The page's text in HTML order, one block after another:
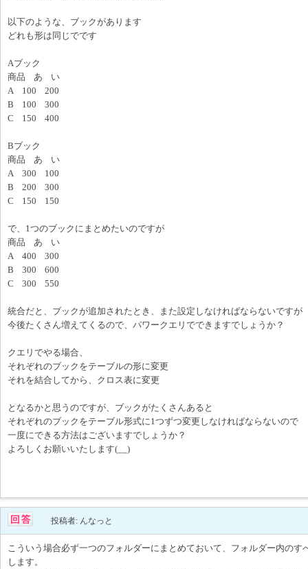
以下のような、ブックがあります
どれも形は同じでです
Aブック
商品 あ い
A 100 200
B 100 300
C 150 400
Bブック
商品 あ い
A 300 100
B 200 300
C 150 150
で、1つのブックにまとめたいのですが
商品 あ い
A 400 300
B 300 600
C 300 550
統合だと、ブックが追加されたとき、また設定しなければならないですが
今後たくさん増えてくるので、パワークエリでできますでしょうか？
クエリでやる場合、
それぞれのブックをテーブルの形に変更
それを結合してから、クロス表に変更
となるかと思うのですが、ブックがたくさんあると
それぞれのブックをテーブル形式に1つずつ変更しなければならないので
一度にできる方法はございますでしょうか？
よろしくお願いいたします(__)
投稿者: んなっと
こういう場合必ず一つのフォルダーにまとめておいて、フォルダー内のす
します。